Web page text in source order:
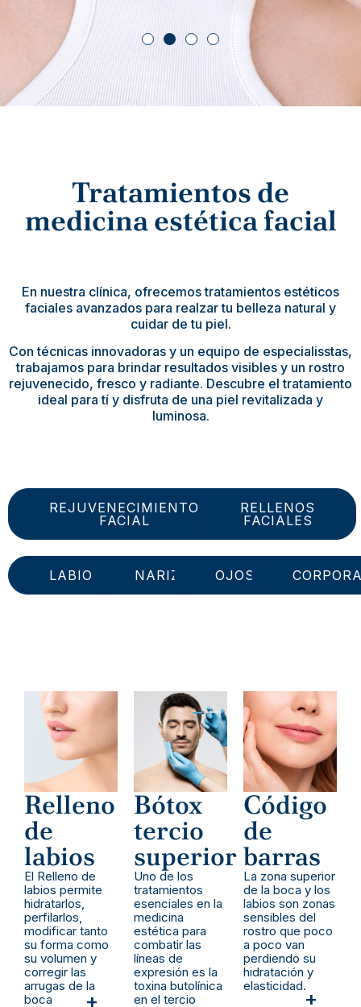
Tratamientos de
medicina estética facial
En nuestra clínica, ofrecemos tratamientos estéticos
faciales avanzados para realzar tu belleza natural y
cuidar de tu piel.
Con técnicas innovadoras y un equipo de especialisstas,
trabajamos para brindar resultados visibles y un rostro
rejuvenecido, fresco y radiante. Descubre el tratamiento
ideal para tí y disfruta de una piel revitalizada y
luminosa.
REJUVENECIMIENTO
FACIAL
RELLENOS
FACIALES
LABIOS NARIZ OJOS
Relleno
de
labios
El Relleno de
labios permite
hidratarlos,
perfilarlos,
modificar tanto
su forma como
su volumen y
corregir las
arrugas de la
boca
+
Bótox
tercio
superior
Uno de los
tratamientos
esenciales en la
medicina
estética para
combatir las
líneas de
expresión es la
toxina butolínica
en el tercio
Código
de
barras
La zona superior
de la boca y los
labios son zonas
sensibles del
rostro que poco
a poco van
perdiendo su
hidratación y
elasticidad.
+